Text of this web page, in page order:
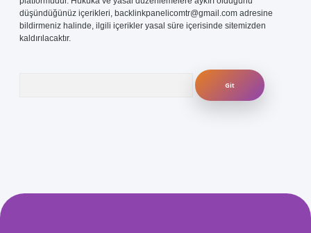
düşündüğünüz içerikleri, backlinkpanelicomtr@gmail.com adresine
bildirmeniz halinde, ilgili içerikler yasal süre içerisinde sitemizden
kaldırılacaktır.